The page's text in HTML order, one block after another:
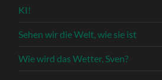
KI!
Sehen wir die Welt, wie sie ist
Wie wird das Wetter, Sven?